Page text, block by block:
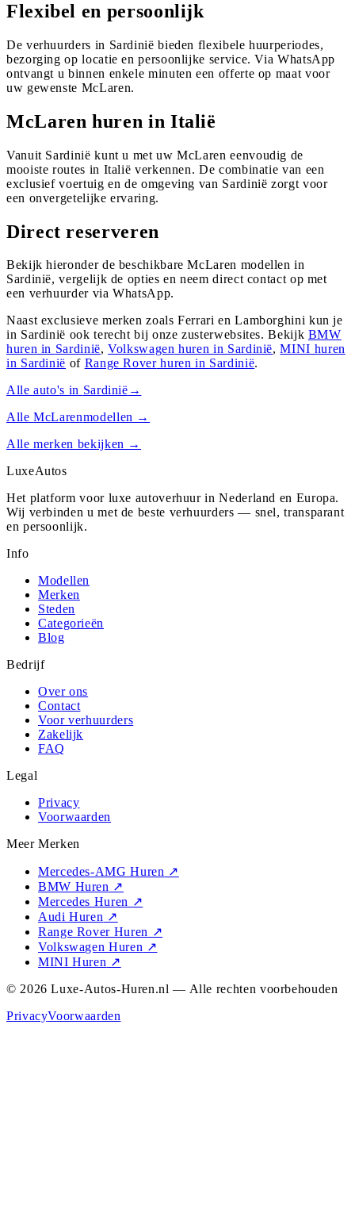
Flexibel en persoonlijk
De verhuurders in Sardinië bieden flexibele huurperiodes,
bezorging op locatie en persoonlijke service. Via WhatsApp
ontvangt u binnen enkele minuten een offerte op maat voor
uw gewenste McLaren.
McLaren huren in Italië
Vanuit Sardinië kunt u met uw McLaren eenvoudig de
mooiste routes in Italië verkennen. De combinatie van een
exclusief voertuig en de omgeving van Sardinië zorgt voor
een onvergetelijke ervaring.
Direct reserveren
Bekijk hieronder de beschikbare McLaren modellen in
Sardinië, vergelijk de opties en neem direct contact op met
een verhuurder via WhatsApp.
Naast exclusieve merken zoals Ferrari en Lamborghini kun je
in Sardinië ook terecht bij onze zusterwebsites. Bekijk BMW
huren in Sardinië,Volkswagen huren in Sardinië,MINI huren
in Sardinië of Range Roverhuren in Sardinië.
Alle auto's in Sardinië →
AlleMcLarenmodellen →
Alle merken bekijken →
LuxeAutos
Het platform voor luxe autoverhuur in Nederland en Europa.
Wij verbinden u met de beste verhuurders — snel, transparant
en persoonlijk.
Info
Modellen
Merken
Steden
Categorieën
Blog
Bedrijf
Over ons
Contact
Voor verhuurders
Zakelijk
FAQ
Legal
Privacy
Voorwaarden
Meer Merken
Mercedes-AMG Huren ↗
BMW Huren ↗
Mercedes Huren ↗
Audi Huren ↗
Range Rover Huren ↗
Volkswagen Huren ↗
MINI Huren ↗
© 2026 Luxe-Autos-Huren.nl — Alle rechten voorbehouden
PrivacyVoorwaarden